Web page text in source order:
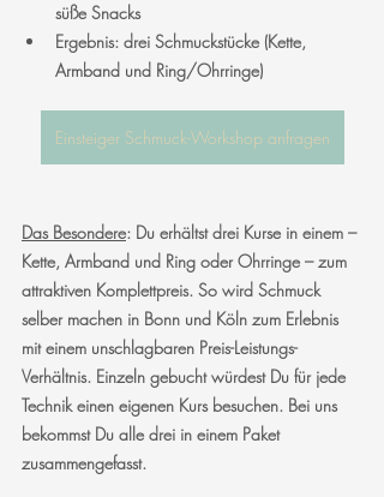
süße Snacks
Ergebnis: drei Schmuckstücke (Kette,
Armband und Ring/Ohrringe)
Einsteiger Schmuck-Workshop anfragen
Das Besondere: Du erhältst drei Kurse in einem –
Kette, Armband und Ring oder Ohrringe – zum
attraktiven Komplettpreis. So wird Schmuck
selber machen in Bonn und Köln zum Erlebnis
mit einem unschlagbaren Preis-Leistungs-
Verhältnis. Einzeln gebucht würdest Du für jede
Technik einen eigenen Kurs besuchen. Bei uns
bekommst Du alle drei in einem Paket
zusammengefasst.